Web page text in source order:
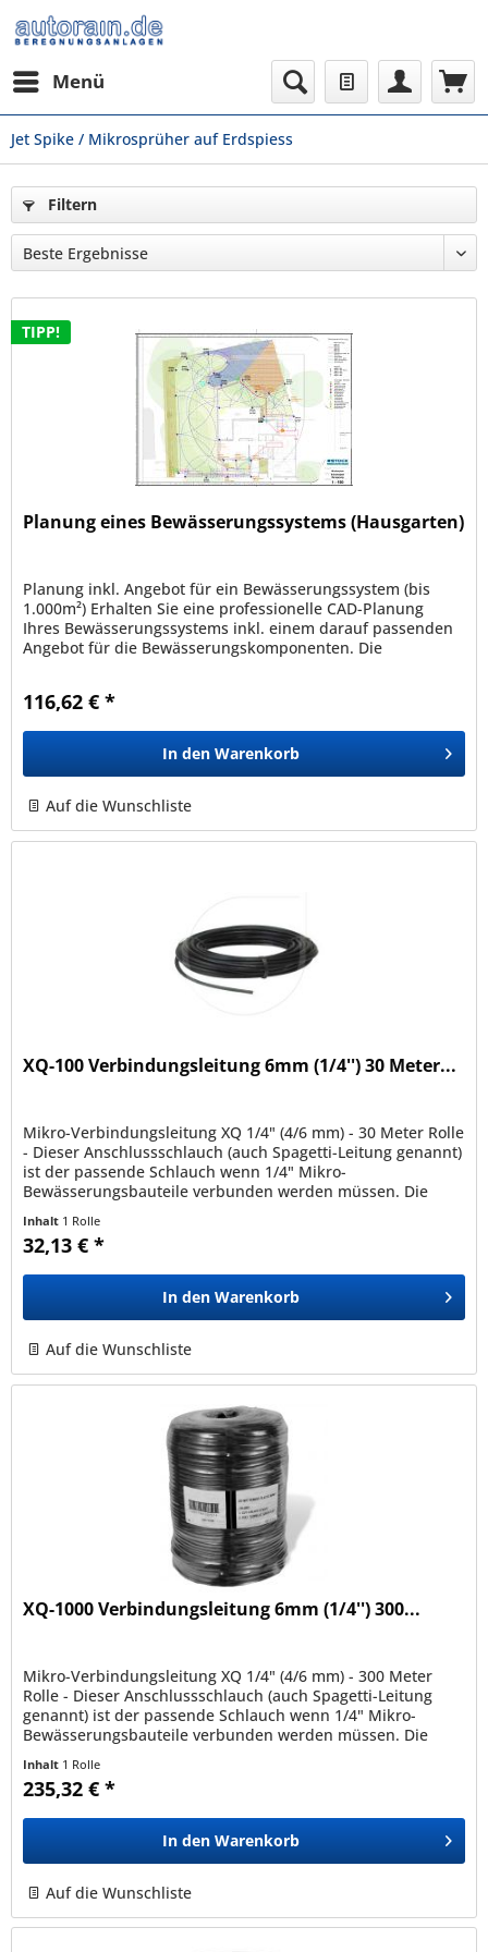
Menü
Jet Spike / Mikrosprüher auf Erdspiess
Filtern
TIPP!
Planung eines Bewässerungssystems (Hausgarten)
Planung inkl. Angebot für ein Bewässerungssystem (bis
1.000m²) Erhalten Sie eine professionelle CAD-Planung
Ihres Bewässerungssystems inkl. einem darauf passenden
Angebot für die Bewässerungskomponenten. Die
116,62 € *
In den Warenkorb
Auf die Wunschliste
XQ-100 Verbindungsleitung 6mm (1/4'') 30 Meter...
Mikro-Verbindungsleitung XQ 1/4" (4/6 mm) - 30 Meter Rolle
- Dieser Anschlussschlauch (auch Spagetti-Leitung genannt)
ist der passende Schlauch wenn 1/4" Mikro-
Bewässerungsbauteile verbunden werden müssen. Die
Inhalt 1 Rolle
32,13 € *
In den Warenkorb
Auf die Wunschliste
XQ-1000 Verbindungsleitung 6mm (1/4'') 300...
Mikro-Verbindungsleitung XQ 1/4" (4/6 mm) - 300 Meter
Rolle - Dieser Anschlussschlauch (auch Spagetti-Leitung
genannt) ist der passende Schlauch wenn 1/4" Mikro-
Bewässerungsbauteile verbunden werden müssen. Die
Inhalt 1 Rolle
235,32 € *
In den Warenkorb
Auf die Wunschliste